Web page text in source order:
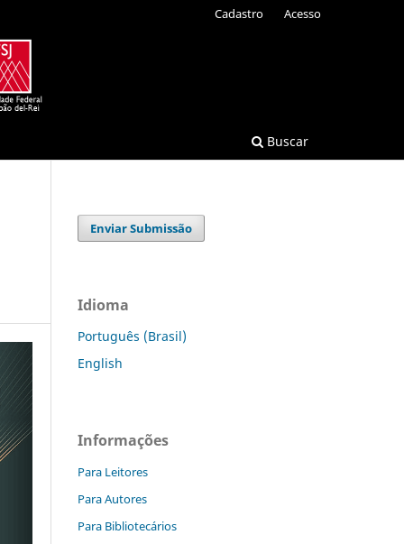
Buscar
Cadastro Acesso
Enviar Submissão
Idioma
Português (Brasil)
English
Informações
Para Leitores
Para Autores
Para Bibliotecários